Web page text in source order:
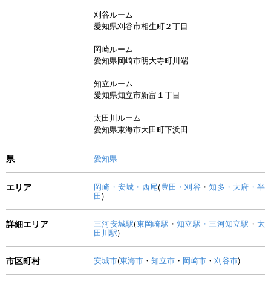
刈谷ルーム
愛知県刈谷市相生町２丁目
岡崎ルーム
愛知県岡崎市明大寺町川端
知立ルーム
愛知県知立市新富１丁目
太田川ルーム
愛知県東海市大田町下浜田
県 愛知県
エリア 岡崎・安城・西尾(豊田・刈谷 ・知多・大府・半
田)
詳細エリア 三河安城駅(東岡崎駅 ・知立駅・三河知立駅 ・ 太
田川駅)
市区町村 安城市(東海市 ・ 知立市 ・ 岡崎市 ・ 刈谷市)